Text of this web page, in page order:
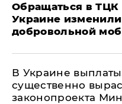
Обращаться в ТЦК
Украине
добровольной
В Украине
существенно
законопроекта